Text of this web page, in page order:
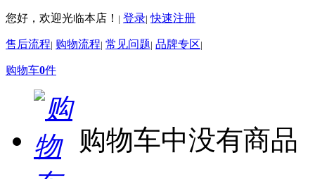
您好，欢迎光临本店！ | 登录| 快速注册
售后流程| 购物流程| 常见问题| 品牌专区|
购物车0件
购物车中没有商品